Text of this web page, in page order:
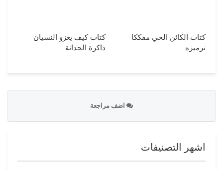
كتاب الكائن الحي مفككا
ترميزه
كتاب كيف يغزو النسيان
ذاكرة الحداثة
اضف مراجعة
اشهر التصنيفات